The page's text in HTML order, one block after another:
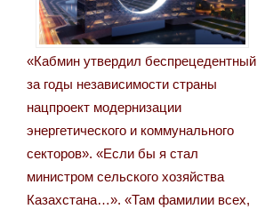
«Кабмин утвердил беспрецедентный
за годы независимости страны
нацпроект модернизации
энергетического и коммунального
секторов». «Если бы я стал
министром сельского хозяйства
Казахстана…». «Там фамилии всех,